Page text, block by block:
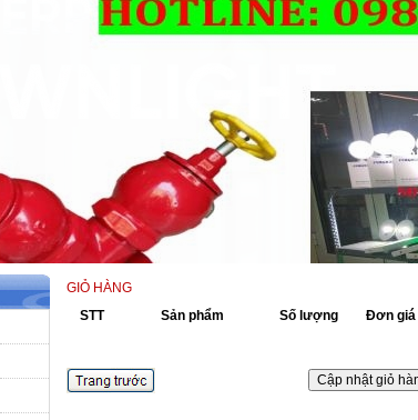
GIỎ HÀNG
STT
Sản phẩm Số lượng Đơn giá